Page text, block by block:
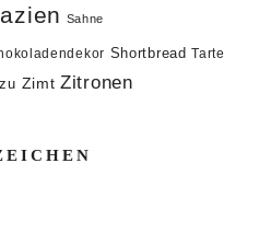
Sahne
Shortbread Tarte
Zimt Zitronen